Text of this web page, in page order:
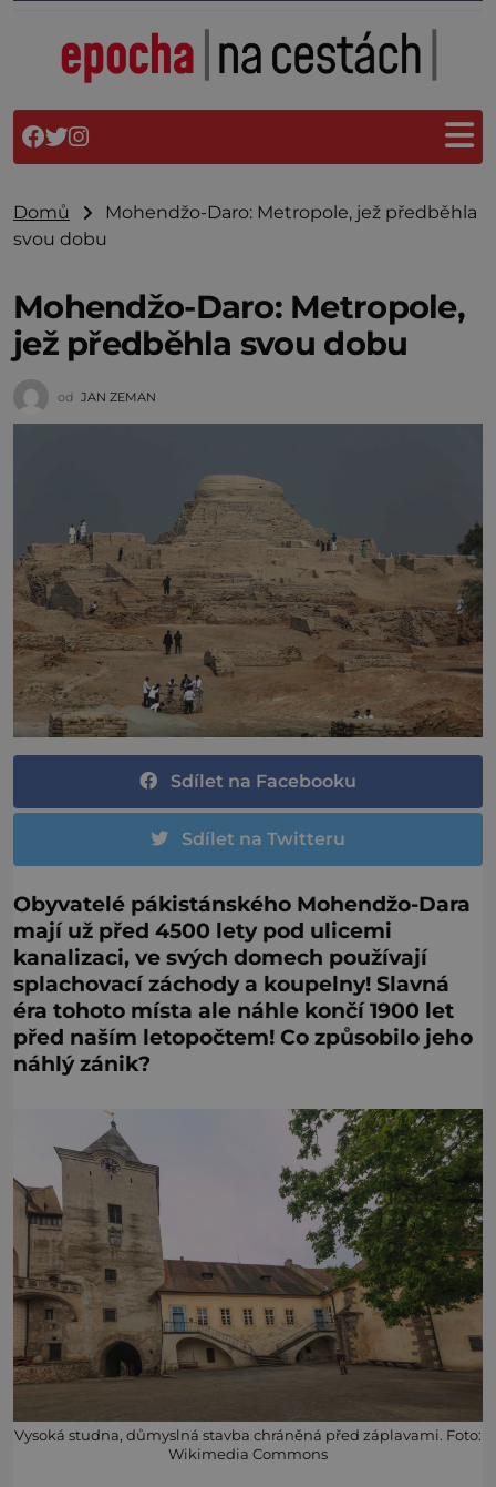
Domů
Mohendžo-Daro: Metropole, jež předběhla
svou dobu
Mohendžo-Daro: Metropole,
jež předběhla svou dobu
od JAN ZEMAN
Sdílet na Facebooku
Sdílet na Twitteru
Obyvatelé pákistánského Mohendžo-Dara
mají už před 4500 lety pod ulicemi
kanalizaci, ve svých domech používají
splachovací záchody a koupelny! Slavná
éra tohoto místa ale náhle končí 1900 let
před naším letopočtem! Co způsobilo jeho
náhlý zánik?
Vysoká studna, důmyslná stavba chráněná před záplavami. Foto:
Wikimedia Commons